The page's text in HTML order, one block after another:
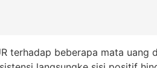
terhadap beberapa mata uang